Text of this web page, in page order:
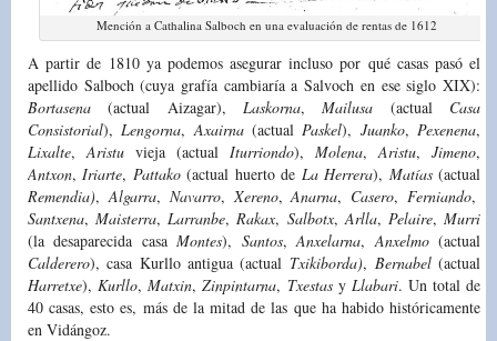
Mención a Cathalina Salboch en una evaluación de rentas de 1612
A partir de 1810 ya podemos asegurar incluso por qué casas pasó el
apellido Salboch (cuya grafía cambiaría a Salvoch en ese siglo XIX):
Bortasena (actual Aizagar), Laskorna,Mailusa (actual Casa
Consistorial),Lengorna,Axairna(actualPaskel), Juanko,Pexenena,
Lixalte,Aristu vieja (actual Iturriondo), Molena,Aristu, Jimeno,
Antxon,Iriarte, Pattako(actual huerto de La Herrera), Matías(actual
Remendia),Algarra, Navarro,Xereno,Anarna, Casero,Ferniando,
Santxena,Maisterra,Larranbe,Rakax, Salbotx,Arlla, Pelaire,Murri
(la desaparecida casaMontes), Santos,Anxelarna,Anxelmo(actual
Calderero), casa Kurllo antigua (actual Txikiborda), Bernabel(actual
Harretxe),Kurllo,Matxin,Zinpintarna, Txestasy Llabari. Un total de
40 casas, esto es, más de la mitad de las que ha habido históricamente
en Vidángoz.